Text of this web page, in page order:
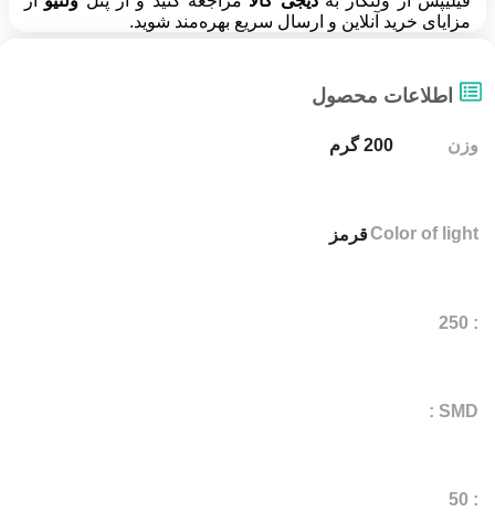
مزایای خرید آنلاین و ارسال سریع بهره‌مند شوید.
اطلاعات محصول
وزن 200 گرم
Color of lightقرمز
: 250
SMD :
: 50